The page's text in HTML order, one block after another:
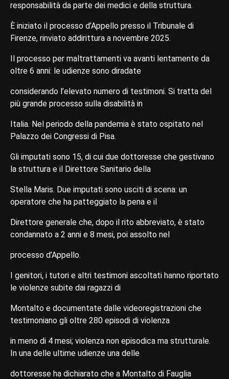
responsabilità da parte dei medici e della struttura.
È iniziato il processo d’Appello presso il Tribunale di
Firenze, rinviato addirittura a novembre 2025.
Il processo per maltrattamenti va avanti lentamente da
oltre 6 anni: le udienze sono diradate
considerando l’elevato numero di testimoni. Si tratta del
più grande processo sulla disabilità in
Italia. Nel periodo della pandemia è stato ospitato nel
Palazzo dei Congressi di Pisa.
Gli imputati sono 15, di cui due dottoresse che gestivano
la struttura e il Direttore Sanitario della
Stella Maris. Due imputati sono usciti di scena: un
operatore che ha patteggiato la pena e il
Direttore generale che, dopo il rito abbreviato, è stato
condannato a 2 anni e 8 mesi, poi assolto nel
processo d’Appello.
I genitori, i tutori e altri testimoni ascoltati hanno riportato
le violenze subite dai ragazzi di
Montalto e documentate dalle videoregistrazioni che
testimoniano gli oltre 280 episodi di violenza
in meno di 4 mesi; violenza non episodica ma strutturale.
In una delle ultime udienze una delle
dottoresse ha dichiarato che a Montalto di Fauglia